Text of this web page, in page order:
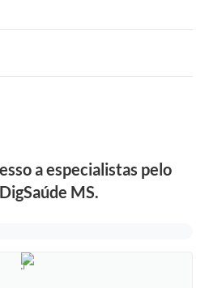
a especialistas pelo
MS.